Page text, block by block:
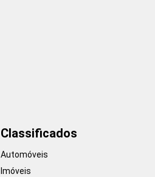
Classificados
Automóveis
Imóveis